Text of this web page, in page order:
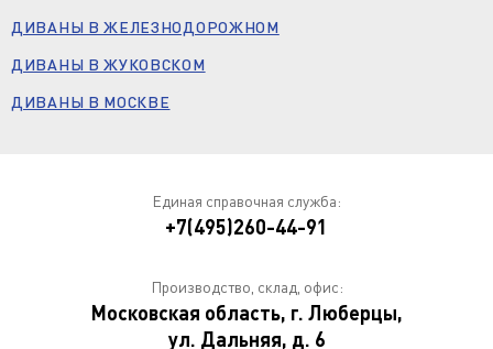
ДИВАНЫ В ЖЕЛЕЗНОДОРОЖНОМ
ДИВАНЫ В ЖУКОВСКОМ
ДИВАНЫ В МОСКВЕ
Единая справочная служба:
+7(495)260-44-91
Производство, склад, офис:
Московская область, г. Люберцы,
ул. Дальняя, д. 6